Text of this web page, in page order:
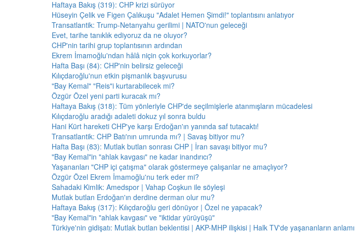
Haftaya Bakış (319): CHP krizi sürüyor
Hüseyin Çelik ve Figen Çalıkuşu "Adalet Hemen Şimdi!" toplantısını anlatıyor
Transatlantik: Trump-Netanyahu gerilimi | NATO'nun geleceği
Evet, tarihe tanıklık ediyoruz da ne oluyor?
CHP'nin tarihi grup toplantısının ardından
Ekrem İmamoğlu'ndan hâlâ niçin çok korkuyorlar?
Hafta Başı (84): CHP'nin belirsiz geleceği
Kılıçdaroğlu'nun etkin pişmanlık başvurusu
"Bay Kemal" "Reis"i kurtarabilecek mi?
Özgür Özel yeni parti kuracak mı?
Haftaya Bakış (318): Tüm yönleriyle CHP'de seçilmişlerle atanmışların mücadelesi
Kılıçdaroğlu aradığı adaleti dokuz yıl sonra buldu
Hani Kürt hareketi CHP'ye karşı Erdoğan'ın yanında saf tutacaktı!
Transatlantik: CHP Batı'nın umrunda mı? | Savaş bitiyor mu?
Hafta Başı (83): Mutlak butlan sonrası CHP | İran savaşı bitiyor mu?
"Bay Kemal"in "ahlak kavgası" ne kadar inandırıcı?
Yaşananları "CHP içi çatışma" olarak göstermeye çalışanlar ne amaçlıyor?
Özgür Özel Ekrem İmamoğlu'nu terk eder mi?
Sahadaki Kimlik: Amedspor | Vahap Coşkun ile söyleşi
Mutlak butlan Erdoğan'ın derdine derman olur mu?
Haftaya Bakış (317): Kılıçdaroğlu geri dönüyor | Özel ne yapacak?
"Bay Kemal"in "ahlak kavgası" ve "iktidar yürüyüşü"
Türkiye'nin gidişatı: Mutlak butlan beklentisi | AKP-MHP ilişkisi | Halk TV'de yaşananların anlamı